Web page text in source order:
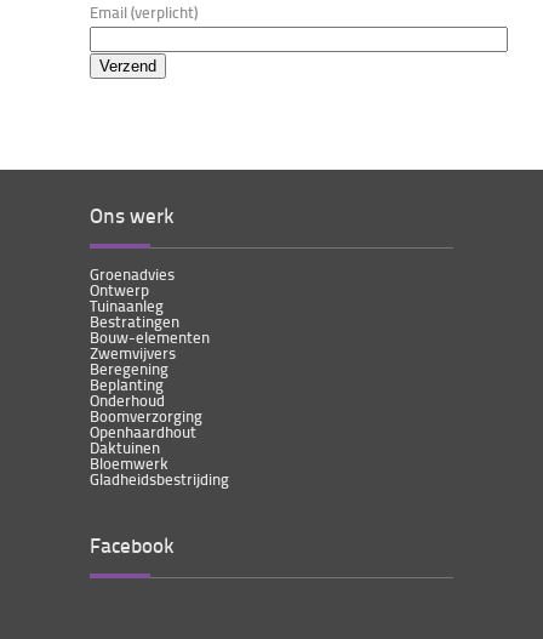
Email (verplicht)
Ons werk
Groenadvies
Ontwerp
Tuinaanleg
Bestratingen
Bouw-elementen
Zwemvijvers
Beregening
Beplanting
Onderhoud
Boomverzorging
Openhaardhout
Daktuinen
Bloemwerk
Gladheidsbestrijding
Facebook